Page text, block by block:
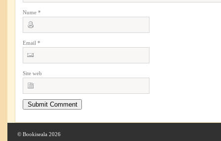
Nume *
Email *
Site web
© Bookiseala 2026